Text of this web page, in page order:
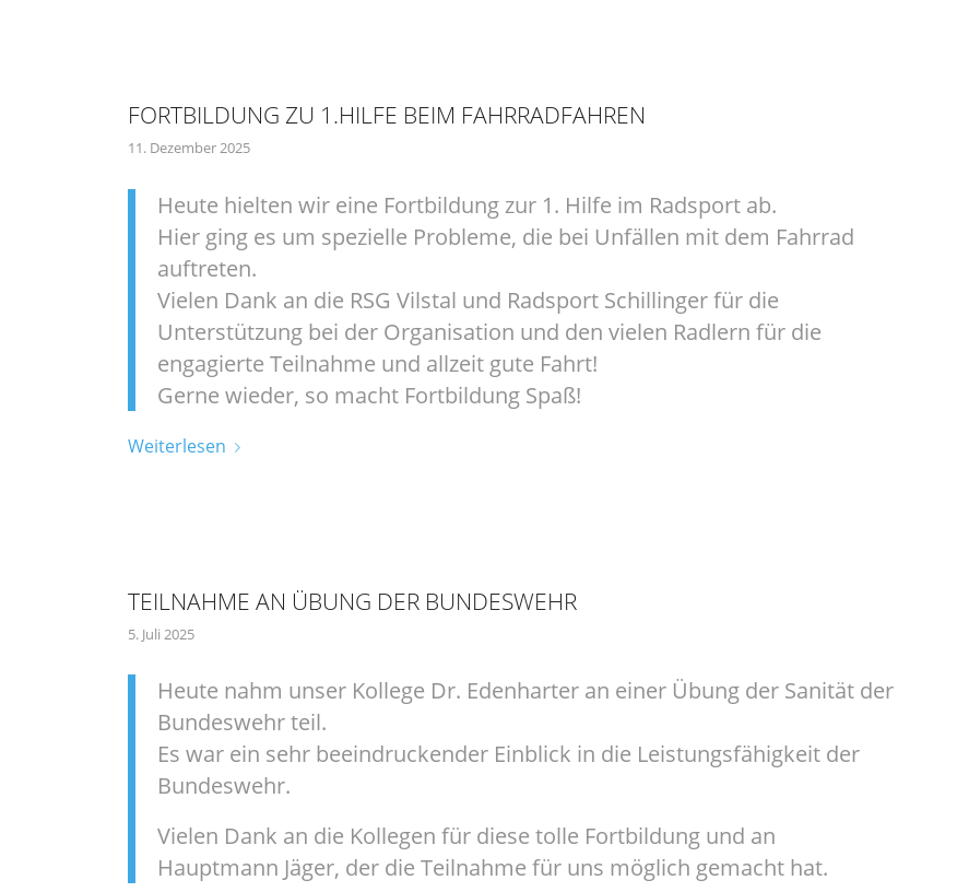
FORTBILDUNG ZU 1.HILFE BEIM FAHRRADFAHREN
11. Dezember 2025
Heute hielten wir eine Fortbildung zur 1. Hilfe im Radsport ab.
Hier ging es um spezielle Probleme, die bei Unfällen mit dem Fahrrad
auftreten.
Vielen Dank an die RSG Vilstal und Radsport Schillinger für die
Unterstützung bei der Organisation und den vielen Radlern für die
engagierte Teilnahme und allzeit gute Fahrt!
Gerne wieder, so macht Fortbildung Spaß!
Weiterlesen
TEILNAHME AN ÜBUNG DER BUNDESWEHR
5. Juli 2025
Heute nahm unser Kollege Dr. Edenharter an einer Übung der Sanität der
Bundeswehr teil.
Es war ein sehr beeindruckender Einblick in die Leistungsfähigkeit der
Bundeswehr.
Vielen Dank an die Kollegen für diese tolle Fortbildung und an
Hauptmann Jäger, der die Teilnahme für uns möglich gemacht hat.